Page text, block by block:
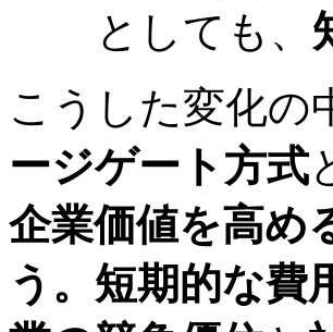
としても、
こうした変化の
ージゲート方式
企業価値を高め
う。短期的な費